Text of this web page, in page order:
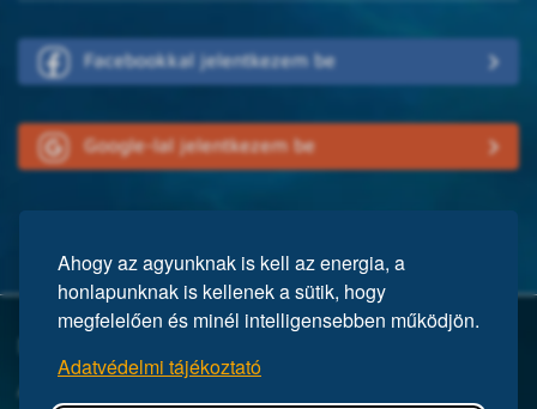
Ahogy az agyunknak is kell az energia, a
honlapunknak is kellenek a sütik, hogy
megfelelően és minél intelligensebben működjön.
Adatvédelmi tájékoztató
Facebookkal jelentkezem be
Google-lal jelentkezem be
A Mensa egy nemzetközi egyesület, közel 150 ezer taggal a világ